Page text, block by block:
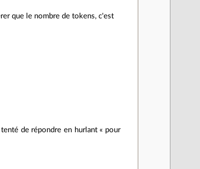
que le nombre de tokens, c'est
de répondre en hurlant « pour